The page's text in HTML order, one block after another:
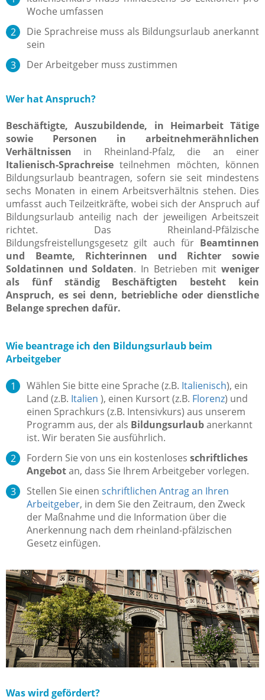
Woche umfassen
Die Sprachreise muss als Bildungsurlaub anerkannt
sein
Der Arbeitgeber muss zustimmen
Wer hat Anspruch?
Beschäftigte, Auszubildende, in Heimarbeit Tätige
sowie Personen in arbeitnehmerähnlichen
Verhältnissen in Rheinland-Pfalz, die an einer
Italienisch-Sprachreise teilnehmen möchten, können
Bildungsurlaub beantragen, sofern sie seit mindestens
sechs Monaten in einem Arbeitsverhältnis stehen. Dies
umfasst auch Teilzeitkräfte, wobei sich der Anspruch auf
Bildungsurlaub anteilig nach der jeweiligen Arbeitszeit
richtet. Das Rheinland-Pfälzische
Bildungsfreistellungsgesetz gilt auch für Beamtinnen
und Beamte, Richterinnen und Richter sowie
Soldatinnen und Soldaten. In Betrieben mitweniger
als fünf ständig Beschäftigten besteht kein
Anspruch, es sei denn, betriebliche oder dienstliche
Belange sprechen dafür.
Wie beantrage ich den Bildungsurlaub beim
Arbeitgeber
Wählen Sie bitte eine Sprache (z.B. Italienisch), ein
Land (z.B. Italien ), einen Kursort (z.B. Florenz) und
einen Sprachkurs (z.B. Intensivkurs) aus unserem
Programm aus, der als Bildungsurlaubanerkannt
ist. Wir beraten Sie ausführlich.
Fordern Sie von uns ein kostenloses schriftliches
Angebotan, dass Sie Ihrem Arbeitgeber vorlegen.
Stellen Sie einen schriftlichen Antrag an Ihren
Arbeitgeber, in dem Sie den Zeitraum, den Zweck
der Maßnahme und die Information über die
Anerkennung nach dem rheinland-pfälzischen
Gesetz einfügen.
Was wird gefördert?